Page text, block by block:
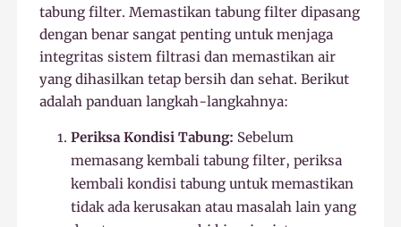
tabung filter. Memastikan tabung filter dipasang
dengan benar sangat penting untuk menjaga
integritas sistem filtrasi dan memastikan air
yang dihasilkan tetap bersih dan sehat. Berikut
adalah panduan langkah-langkahnya:
Periksa Kondisi Tabung: Sebelum
memasang kembali tabung filter, periksa
kembali kondisi tabung untuk memastikan
tidak ada kerusakan atau masalah lain yang